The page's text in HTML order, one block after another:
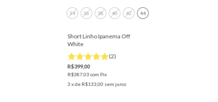
34 36 38 40 42 44
Short Linho Ipanema Off
White
(2)
R$399,00
R$387,03com Pix
3 x deR$133,00 sem juros